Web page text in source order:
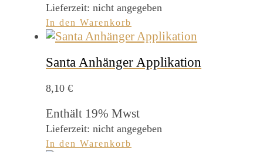
Lieferzeit: nicht angegeben
In den Warenkorb
Santa Anhänger Applikation
8,10 €
Enthält 19% Mwst
Lieferzeit: nicht angegeben
In den Warenkorb